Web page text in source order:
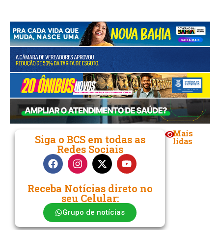
Siga o BCS em todas as
Redes Sociais
Receba Notícias direto no
seu Celular:
Grupo de notícias
Mais
lidas